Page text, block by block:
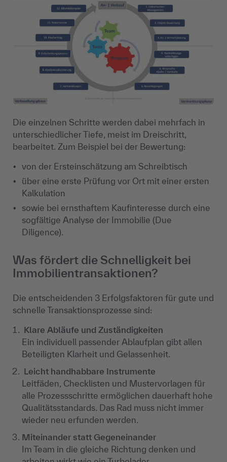
Die einzelnen Schritte werden dabei mehrfach in
unterschiedlicher Tiefe, meist im Dreischritt,
bearbeitet. Zum Beispiel bei der Bewertung:
von der Ersteinschätzung am Schreibtisch
über eine erste Prüfung vor Ort mit einer ersten
Kalkulation
sowie bei ernsthaftem Kaufinteresse durch eine
sogfältige Analyse der Immobilie (Due
Diligence).
Was fördert die Schnelligkeit bei
Immobilientransaktionen?
Die entscheidenden 3 Erfolgsfaktoren für gute und
schnelle Transaktionsprozesse sind:
Klare Abläufe und Zuständigkeiten
Ein individuell passender Ablaufplan gibt allen
Beteiligten Klarheit und Gelassenheit.
Leicht handhabbare Instrumente
Leitfäden, Checklisten und Mustervorlagen für
alle Prozessschritte ermöglichen dauerhaft hohe
Qualitätsstandards. Das Rad muss nicht immer
wieder neu erfunden werden.
Miteinander statt Gegeneinander
Im Team in die gleiche Richtung denken und